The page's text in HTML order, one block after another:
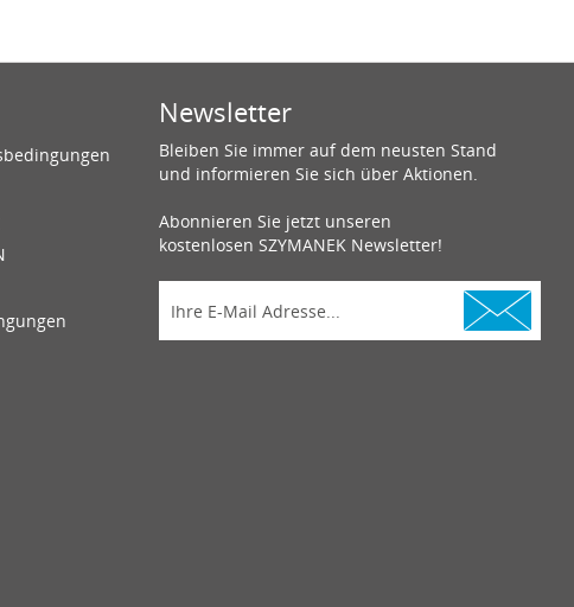
Newsletter
Bleiben Sie immer auf dem neusten Stand
und informieren Sie sich über Aktionen.
Abonnieren Sie jetzt unseren
kostenlosen SZYMANEK Newsletter!